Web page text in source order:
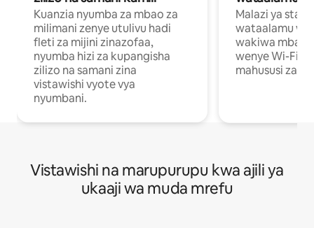
Kuanzia nyumba za mbao za
milimani zenye utulivu hadi
fleti za mijini zinazofaa,
nyumba hizi za kupangisha
zilizo na samani zina
vistawishi vyote vya
nyumbani.
Malazi ya
wataalamu
wakiwa mbali
wenye Wi-Fi
mahususi za
Vistawishi na marupurupu kwa ajili ya
ukaaji wa muda mrefu